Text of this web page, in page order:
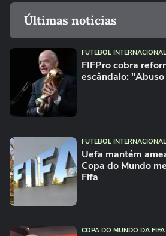
Últimas notícias
FUTEBOL INTERNACIONAL
FIFPro cobra
escândalo:
FUTEBOL INTERNACIONAL
Uefa mantém
Copa do Mundo
Fifa
COPA DO MUNDO DA